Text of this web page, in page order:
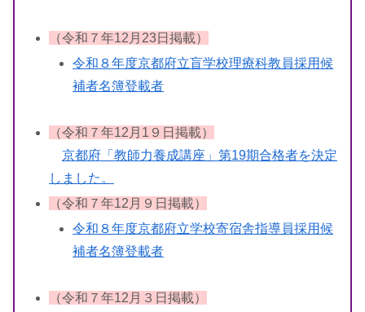
（令和７年12月23日掲載）
令和８年度京都府立盲学校理療科教員採用候
補者名簿登載者
（令和７年12月1９日掲載）
京都府「教師力養成講座」第19期合格者を決定
しました。
（令和７年12月９日掲載）
令和８年度京都府立学校寄宿舎指導員採用候
補者名簿登載者
（令和７年12月３日掲載）